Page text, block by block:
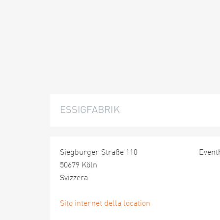
ESSIGFABRIK
Siegburger Straße 110
50679 Köln
Svizzera
Sito internet della location